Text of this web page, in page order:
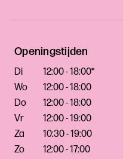
Openingstijden
Di
12:00 - 18:00*
Wo
12:00 - 18:00
Do
12:00 - 18:00
Vr
12:00 - 19:00
Za
10:30 - 19:00
Zo
12:00 - 17:00